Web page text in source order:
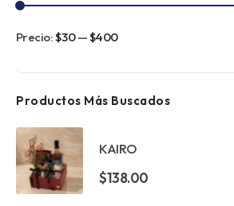
mínimo
máximo
Precio:$30—$400
Productos Más Buscados
KAIRO
$138.00